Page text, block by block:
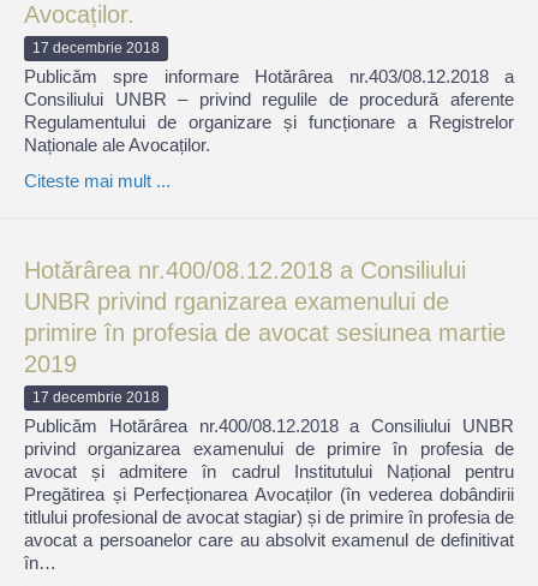
Avocaților.
17 decembrie 2018
Publicăm spre informare Hotărârea nr.403/08.12.2018 a
Consiliului UNBR – privind regulile de procedură aferente
Regulamentului de organizare și funcționare a Registrelor
Naționale ale Avocaților.
Citeste mai mult ...
Hotărârea nr.400/08.12.2018 a Consiliului
UNBR privind rganizarea examenului de
primire în profesia de avocat sesiunea martie
2019
17 decembrie 2018
Publicăm Hotărârea nr.400/08.12.2018 a Consiliului UNBR
privind organizarea examenului de primire în profesia de
avocat și admitere în cadrul Institutului Național pentru
Pregătirea și Perfecționarea Avocaților (în vederea dobândirii
titlului profesional de avocat stagiar) și de primire în profesia de
avocat a persoanelor care au absolvit examenul de definitivat
în…